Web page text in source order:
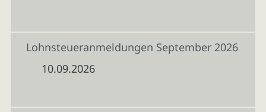
Lohnsteueranmeldungen September 2026
10.09.2026